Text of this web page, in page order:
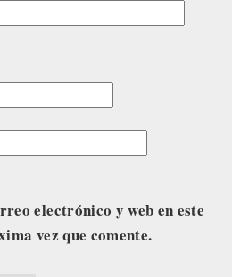
electrónico y web en este
vez que comente.